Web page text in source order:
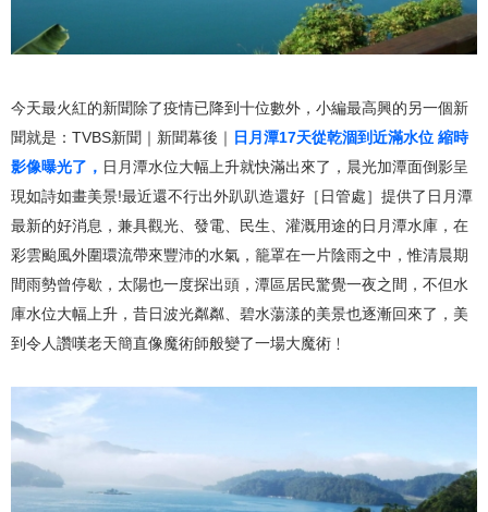
今天最火紅的新聞除了疫情已降到十位數外，小編最高興的另一個新
聞就是：TVBS新聞｜新聞幕後｜ 日月潭17天從乾涸到近滿水位 縮時
影像曝光了， 日月潭水位大幅上升就快滿出來了，晨光加潭面倒影呈
現如詩如畫美景!最近還不行出外趴趴造還好［日管處］提供了日月潭
最新的好消息，兼具觀光、發電、民生、灌溉用途的日月潭水庫，在
彩雲颱風外圍環流帶來豐沛的水氣，籠罩在一片陰雨之中，惟清晨期
間雨勢曾停歇，太陽也一度探出頭，潭區居民驚覺一夜之間，不但水
庫水位大幅上升，昔日波光粼粼、碧水蕩漾的美景也逐漸回來了，美
到令人讚嘆老天簡直像魔術師般變了一場大魔術﹗